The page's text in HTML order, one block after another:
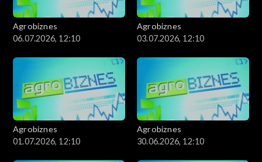
Agrobiznes
06.07.2026, 12:10
Agrobiznes
03.07.2026, 12:10
Agrobiznes
01.07.2026, 12:10
Agrobiznes
30.06.2026, 12:10